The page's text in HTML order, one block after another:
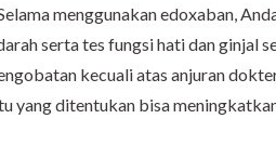
menggunakan edoxaban,
serta tes fungsi hati dan ginjal
kecuali atas anjuran
yang ditentukan bisa